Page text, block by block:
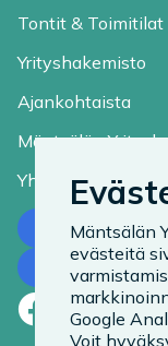
Tontit & Toimitilat
Yrityshakemisto
Ajankohtaista
Mäntsälän
Yhteystiedot
Ota yhteyttä
Tilaa uutiskirje
Mäntsälän
evästeitä
Google
Voit